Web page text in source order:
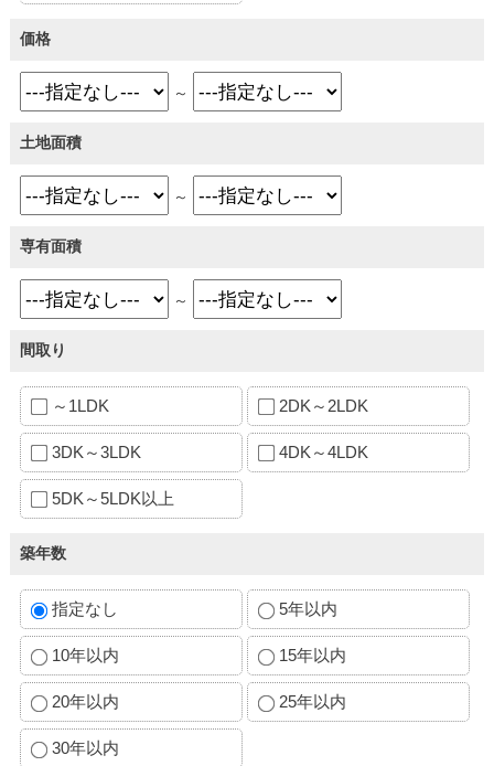
価格
～
土地面積
～
専有面積
～
間取り
～1LDK 2DK～2LDK
3DK～3LDK 4DK～4LDK
5DK～5LDK以上
築年数
指定なし 5年以内
10年以内 15年以内
20年以内 25年以内
30年以内